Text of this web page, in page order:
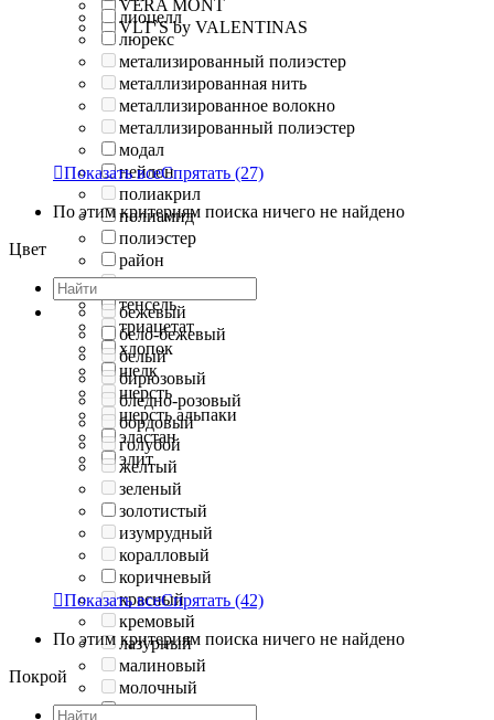
VERA MONT
VLT`S by VALENTINAS
лиоцелл
люрекс
метализированный полиэстер
металлизированная нить
металлизированное волокно
металлизированный полиэстер
модал
нейлон
полиакрил
полиамид
полиэстер
район
рами
тенсель
триацетат
хлопок
шелк
шерсть
шерсть альпаки
эластан
элит
Показать всеСпрятать (27)
По этим критериям поиска ничего не найдено
Цвет
бежевый
бело-бежевый
белый
бирюзовый
бледно-розовый
бордовый
голубой
желтый
зеленый
золотистый
изумрудный
коралловый
коричневый
красный
кремовый
лазурный
малиновый
молочный
морская волна
Показать всеСпрятать (42)
По этим критериям поиска ничего не найдено
Покрой